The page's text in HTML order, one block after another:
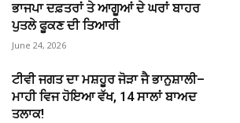
ਭਾਜਪਾ ਦਫ਼ਤਰਾਂ ਤੇ ਆਗੂਆਂ ਦੇ ਘਰਾਂ ਬਾਹਰ
ਪੁਤਲੇ ਫੂਕਣ ਦੀ ਤਿਆਰੀ
June 24, 2026
ਟੀਵੀ ਜਗਤ ਦਾ ਮਸ਼ਹੂਰ ਜੋੜਾ ਜੈ ਭਾਨੁਸ਼ਾਲੀ–
ਮਾਹੀ ਵਿਜ ਹੋਇਆ ਵੱਖ, 14 ਸਾਲਾਂ ਬਾਅਦ
ਤਲਾਕ!